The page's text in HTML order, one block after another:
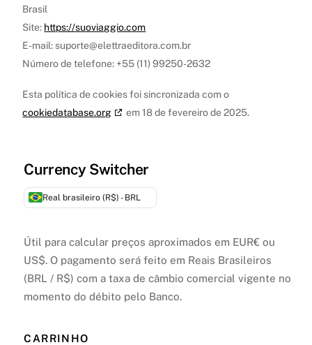
Brasil
Site: https://suoviaggio.com
E-mail:suporte@elettraeditora.com.br
Número de telefone: +55 (11) 99250-2632
Esta política de cookies foi sincronizada com o
cookiedatabase.org
em 18 de fevereiro de 2025.
Currency Switcher
Real brasileiro (R$) - BRL
Útil para calcular preços aproximados em EUR€ ou
US$. O pagamento será feito em Reais Brasileiros
(BRL / R$) com a taxa de câmbio comercial vigente no
momento do débito pelo Banco.
CARRINHO